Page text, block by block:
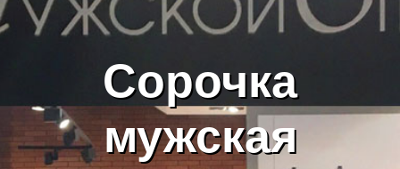
Сорочка
мужская